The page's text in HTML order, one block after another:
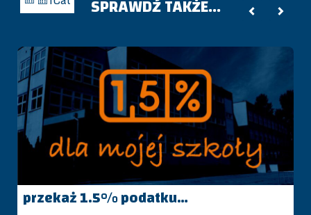
Subskrybuj
SPRAWDŹ TAKŻE...
przekaż 1.5% podatku…